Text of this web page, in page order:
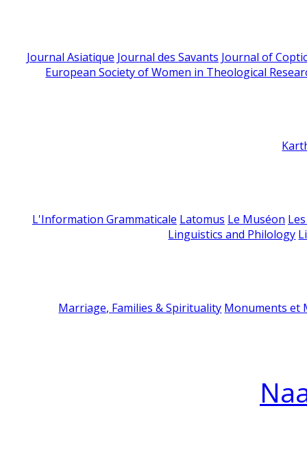
Journal Asiatique Journal des Savants Journal of
European Society of Women in Theological
L'Information Grammaticale Latomus Le Muséon
Linguistics and Philology
Marriage, Families & Spirituality Monuments et